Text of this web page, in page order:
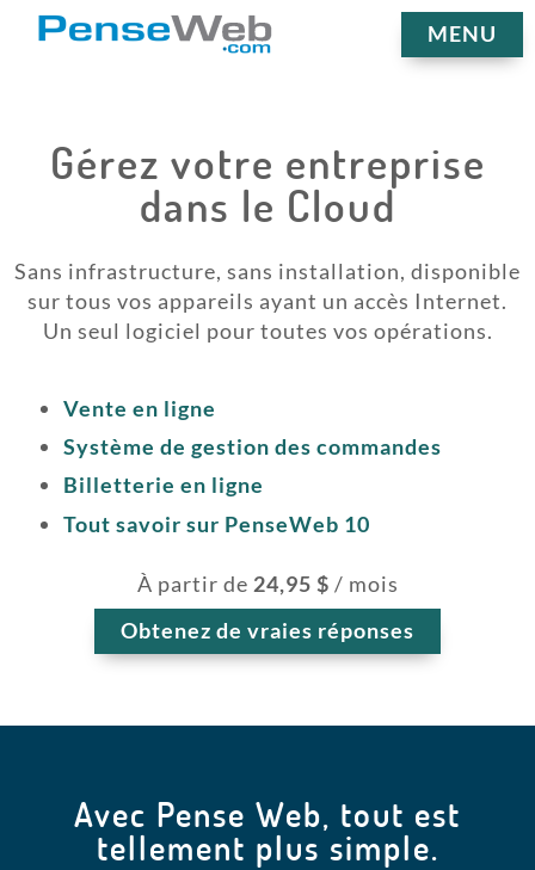
MENU
Gérez votre entreprise
dans le Cloud
Sans infrastructure, sans installation, disponible
sur tous vos appareils ayant un accès Internet.
Un seul logiciel pour toutes vos opérations.
Vente en ligne
Système de gestion des commandes
Billetterie en ligne
Tout savoir sur PenseWeb 10
À partir de 24,95 $ / mois
Obtenez de vraies réponses
Avec Pense Web, tout est
tellement plus simple.